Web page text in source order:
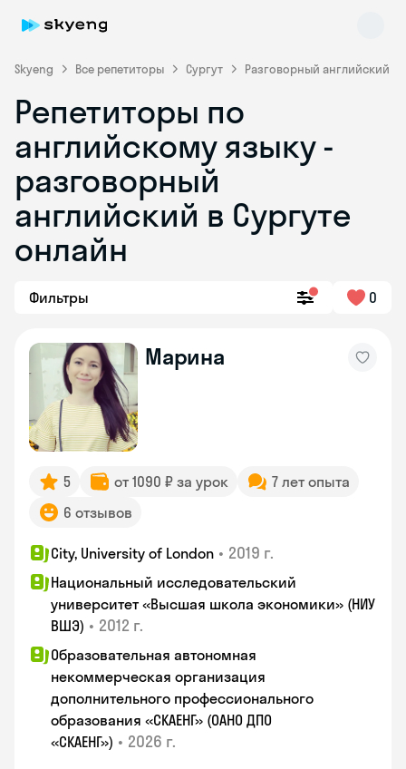
Skyeng Все репетиторы Сургут Разговорный английский
Репетиторы по
английскому языку -
разговорный
английский в Сургуте
онлайн
Фильтры 0
Марина
5 от 1090 ₽ за урок
7 лет опыта
6 отзывов
City, University of London • 2019 г.
Национальный исследовательский
университет «Высшая школа экономики» (НИУ
ВШЭ) • 2012 г.
Образовательная автономная
некоммерческая организация
дополнительного профессионального
образования «СКАЕНГ» (ОАНО ДПО
«СКАЕНГ») • 2026 г.
Skyeng Chat
online